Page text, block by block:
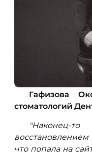
Гафизова
стоматологий
"Наконец-
что попала на